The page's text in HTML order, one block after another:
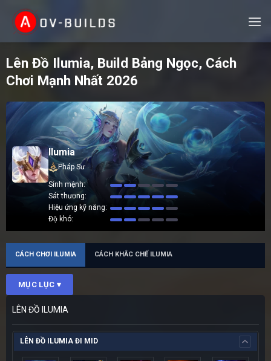
content
Lên Đồ Ilumia, Build Bảng Ngọc, Cách
Chơi Mạnh Nhất 2026
Ilumia
Pháp Sư
Sinh mệnh
Sát thương
Hiệu ứng kỹ năng
Độ khó
CÁCH CHƠI ILUMIA CÁCH KHẮC CHẾ ILUMIA
MỤC LỤC ▾
LÊN ĐỒ ILUMIA
LÊN ĐỒ ILUMIA ĐI MID